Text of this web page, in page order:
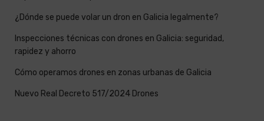
¿Dónde se puede volar un dron en Galicia legalmente?
Inspecciones técnicas con drones en Galicia: seguridad,
rapidez y ahorro
Cómo operamos drones en zonas urbanas de Galicia
Nuevo Real Decreto 517/2024 Drones